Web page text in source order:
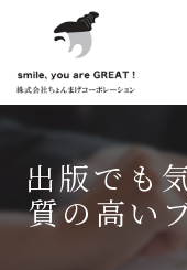
出版でも
質の高い